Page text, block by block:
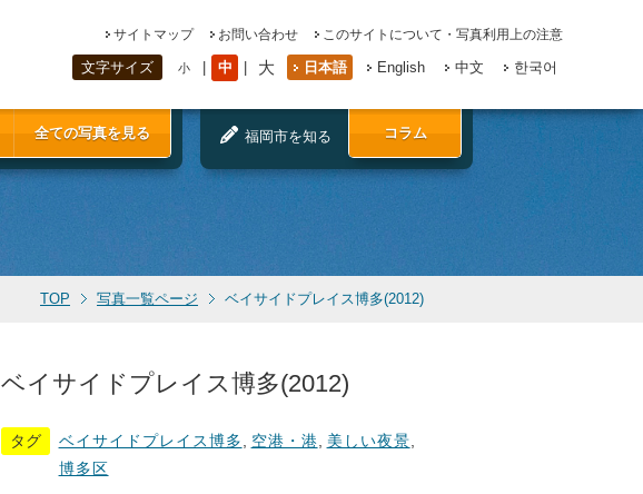
サイトマップ お問い合わせ このサイトについて・写真利用上の注意
文字サイズ 小 中 大 日本語 English 中文 한국어
全ての写真を見る 福岡市を知る コラム
TOP 写真一覧ページ ベイサイドプレイス博多(2012)
ベイサイドプレイス博多(2012)
タグ ベイサイドプレイス博多 空港・港 美しい夜景
博多区